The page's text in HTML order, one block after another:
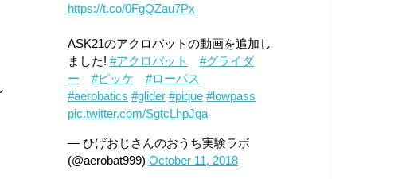
https://t.co/0FgQZau7Px
ASK21のアクロバットの動画を追加し
ました! #アクロバット
#グライダ
ー
#ピッケ
#ローパス
#aerobatics #glider #pique #lowpass
pic.twitter.com/SgtcLhpJqa
— ひげおじさんのおうち実験ラボ
(@aerobat999) October 11, 2018